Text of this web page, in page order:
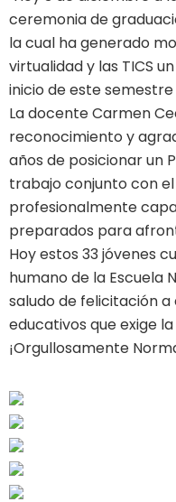
ceremonia de
la cual ha generado
virtualidad y las TICS
inicio de este semestre
La docente Carmen
reconocimiento y
años de posicionar un
trabajo conjunto con
profesionalmente
preparados para
Hoy estos 33 jóvenes
humano de la Escuela
saludo de felicitación
educativos que exige
¡Orgullosamente